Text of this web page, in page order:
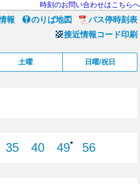
時刻のお問い合わせはこちらへ
報 のりば地図
バス停時刻表
接近情報コード印刷
土曜 日曜/祝日
35
40
49●
56